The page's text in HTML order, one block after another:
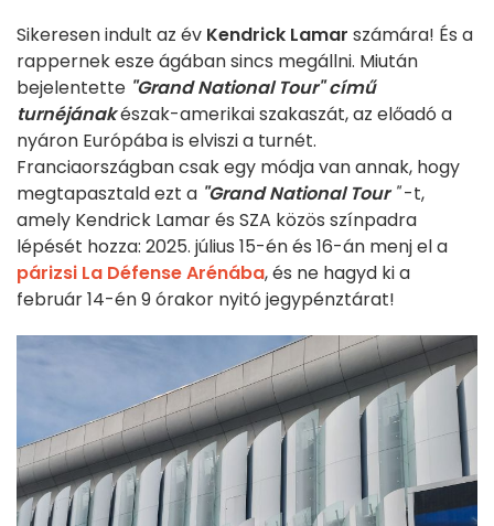
Sikeresen indult az év Kendrick Lamar számára! És a
rappernek esze ágában sincs megállni. Miután
bejelentette "Grand National Tour" című
turnéjánakészak-amerikai szakaszát, az előadó a
nyáron Európába is elviszi a turnét.
Franciaországban csak egy módja van annak, hogy
megtapasztald ezt a "Grand National Tour"-t,
amely Kendrick Lamar és SZA közös színpadra
lépését hozza: 2025. július 15-én és 16-án menj el a
párizsi La Défense Arénába, és ne hagyd ki a
február 14-én 9 órakor nyitó jegypénztárat!